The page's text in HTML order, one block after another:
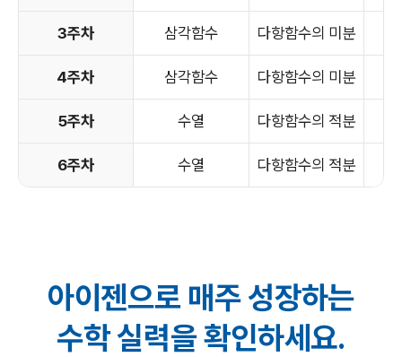
3주차 삼각함수 다항함수의 미분
4주차 삼각함수 다항함수의 미분
5주차 수열 다항함수의 적분
6주차 수열 다항함수의 적분
아이젠으로 매주 성장하는
수학 실력을 확인하세요.